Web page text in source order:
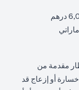
6,000 درهم
مقدمة من
أو إزعاج قد